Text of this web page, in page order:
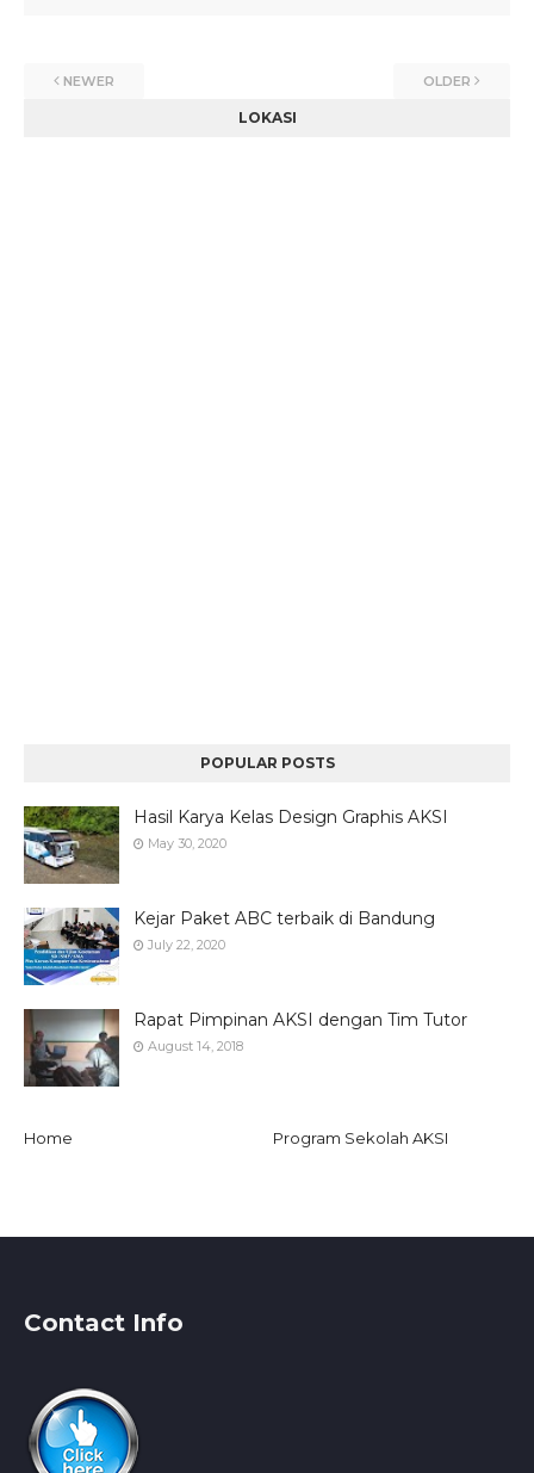
NEWER OLDER
LOKASI
POPULAR POSTS
Hasil Karya Kelas Design Graphis AKSI
May 30, 2020
Kejar Paket ABC terbaik di Bandung
July 22, 2020
Rapat Pimpinan AKSI dengan Tim Tutor
August 14, 2018
Home Program Sekolah AKSI
Contact Info